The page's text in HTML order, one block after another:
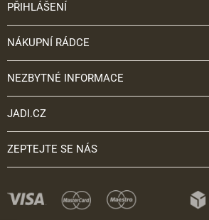
PŘIHLÁŠENÍ
NÁKUPNÍ RÁDCE
NEZBYTNÉ INFORMACE
JADI.CZ
ZEPTEJTE SE NÁS